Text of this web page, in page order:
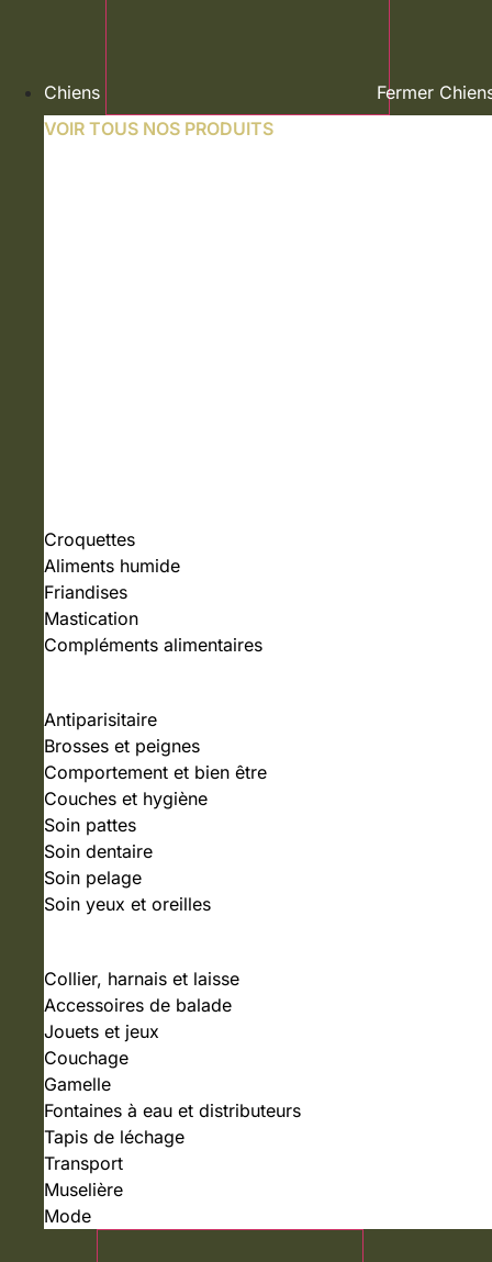
Chiens
Fermer
VOIR TOUS NOS PRODUITS
Croquettes
Aliments humide
Friandises
Mastication
Compléments alimentaires
Antiparisitaire
Brosses et peignes
Comportement et bien être
Couches et hygiène
Soin pattes
Soin dentaire
Soin pelage
Soin yeux et oreilles
Collier, harnais et laisse
Accessoires de balade
Jouets et jeux
Couchage
Gamelle
Fontaines à eau et distributeurs
Tapis de léchage
Transport
Muselière
Mode